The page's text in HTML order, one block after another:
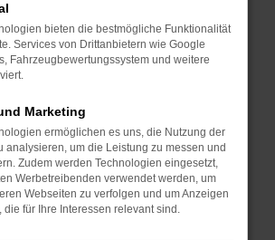
wie Werbeblocker,
Laden bestimmter Seiten
Funktioniert die Seite in einem
oder in einem privaten
Gerät neu.
helfen, vorübergehende
beheben.
dass dein Browser und dein
auf dem neuesten Stand
bieten die bestmögliche Funktionalität
Services von Drittanbietern wie Google
Fahrzeugbewertungssystem und weitere
Marketing
ermöglichen es uns, die Nutzung der
analysieren, um die Leistung zu messen und
Zudem werden Technologien eingesetzt,
Werbetreibenden verwendet werden, um
Webseiten zu verfolgen und um Anzeigen
die für Ihre Interessen relevant sind.